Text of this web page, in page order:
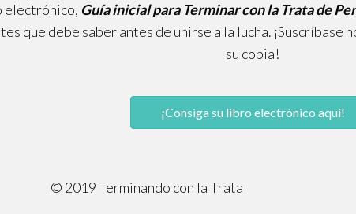
electrónico, Guía inicial para Terminar con la Trata de
que debe saber antes de unirse a la lucha. ¡Suscríbase
su copia!
¡Consiga su libro electrónico aquí!
© 2019 Terminando con la Trata